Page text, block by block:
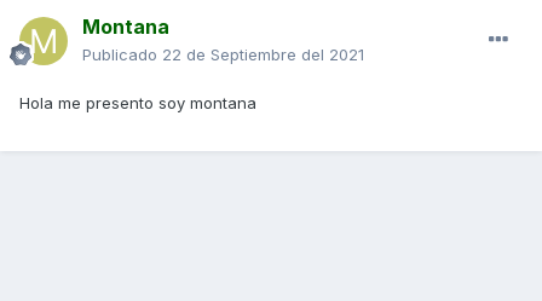
Montana
Publicado 22 de Septiembre del 2021
Hola me presento soy montana